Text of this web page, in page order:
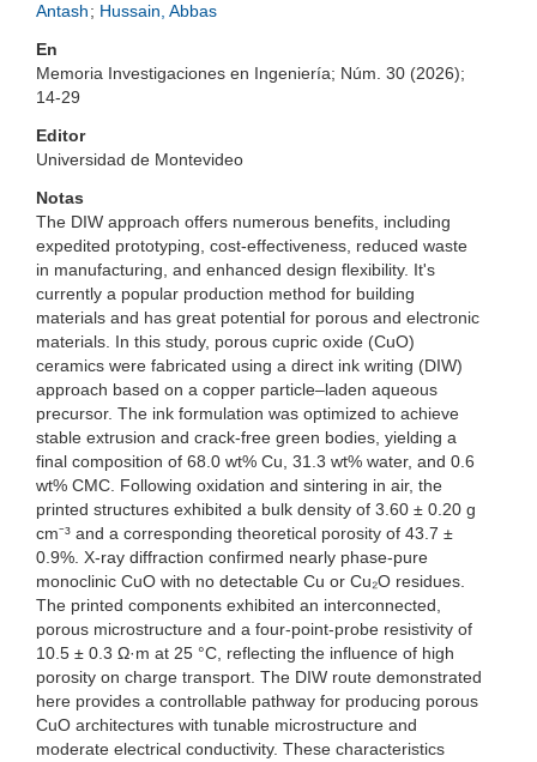
Antash; Hussain, Abbas
En
Memoria Investigaciones en Ingeniería; Núm. 30 (2026);
14-29
Editor
Universidad de Montevideo
Notas
The DIW approach offers numerous benefits, including
expedited prototyping, cost-effectiveness, reduced waste
in manufacturing, and enhanced design flexibility. It's
currently a popular production method for building
materials and has great potential for porous and electronic
materials. In this study, porous cupric oxide (CuO)
ceramics were fabricated using a direct ink writing (DIW)
approach based on a copper particle–laden aqueous
precursor. The ink formulation was optimized to achieve
stable extrusion and crack-free green bodies, yielding a
final composition of 68.0 wt% Cu, 31.3 wt% water, and 0.6
wt% CMC. Following oxidation and sintering in air, the
printed structures exhibited a bulk density of 3.60 ± 0.20 g
cm⁻³ and a corresponding theoretical porosity of 43.7 ±
0.9%. X-ray diffraction confirmed nearly phase-pure
monoclinic CuO with no detectable Cu or Cu₂O residues.
The printed components exhibited an interconnected,
porous microstructure and a four-point-probe resistivity of
10.5 ± 0.3 Ω·m at 25 °C, reflecting the influence of high
porosity on charge transport. The DIW route demonstrated
here provides a controllable pathway for producing porous
CuO architectures with tunable microstructure and
moderate electrical conductivity. These characteristics